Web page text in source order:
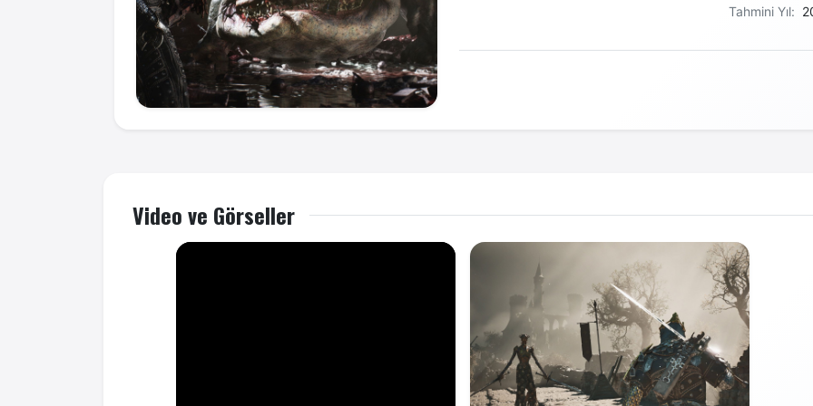
Tahmini Yıl:
Video ve Görseller